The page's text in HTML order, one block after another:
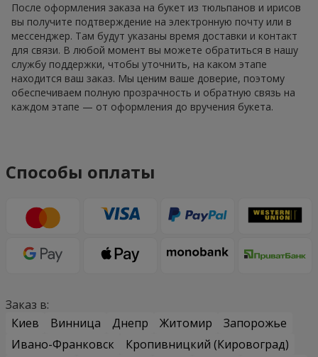
После оформления заказа на букет из тюльпанов и ирисов
вы получите подтверждение на электронную почту или в
мессенджер. Там будут указаны время доставки и контакт
для связи. В любой момент вы можете обратиться в нашу
службу поддержки, чтобы уточнить, на каком этапе
находится ваш заказ. Мы ценим ваше доверие, поэтому
обеспечиваем полную прозрачность и обратную связь на
каждом этапе — от оформления до вручения букета.
Способы оплаты
Заказ в:
Киев
Винница Днепр Житомир
Запорожье
Ивано-Франковск
Кропивницкий (Кировоград)